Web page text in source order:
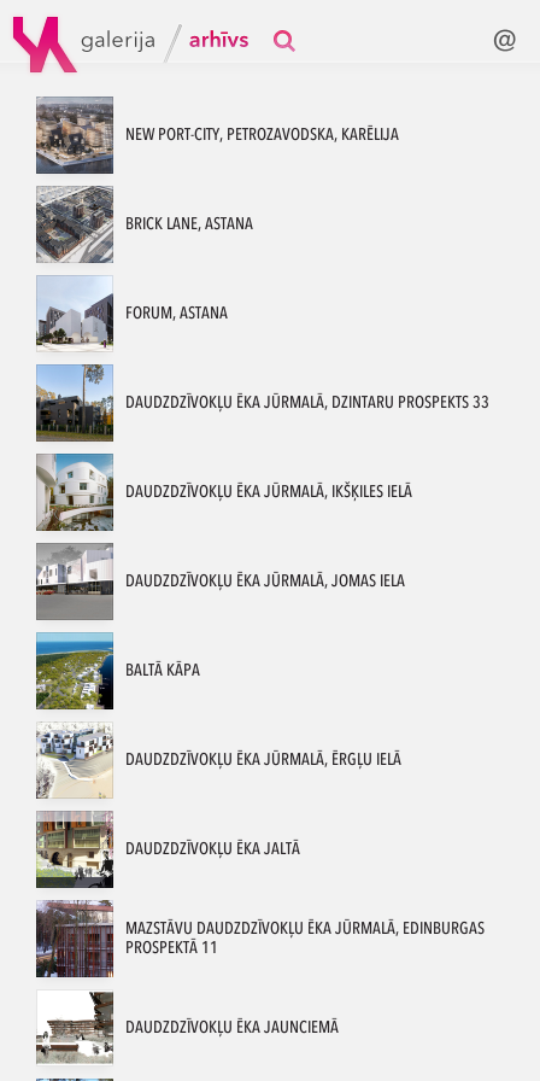
NEW PORT-CITY, PETROZAVODSKA, KARĒLIJA
BRICK LANE, ASTANA
FORUM, ASTANA
DAUDZDZĪVOKĻU ĒKA JŪRMALĀ, DZINTARU PROSPEKTS 33
DAUDZDZĪVOKĻU ĒKA JŪRMALĀ, IKŠĶILES IELĀ
DAUDZDZĪVOKĻU ĒKA JŪRMALĀ, JOMAS IELA
BALTĀ KĀPA
DAUDZDZĪVOKĻU ĒKA JŪRMALĀ, ĒRGĻU IELĀ
DAUDZDZĪVOKĻU ĒKA JALTĀ
MAZSTĀVU DAUDZDZĪVOKĻU ĒKA JŪRMALĀ, EDINBURGAS
PROSPEKTĀ 11
DAUDZDZĪVOKĻU ĒKA JAUNCIEMĀ